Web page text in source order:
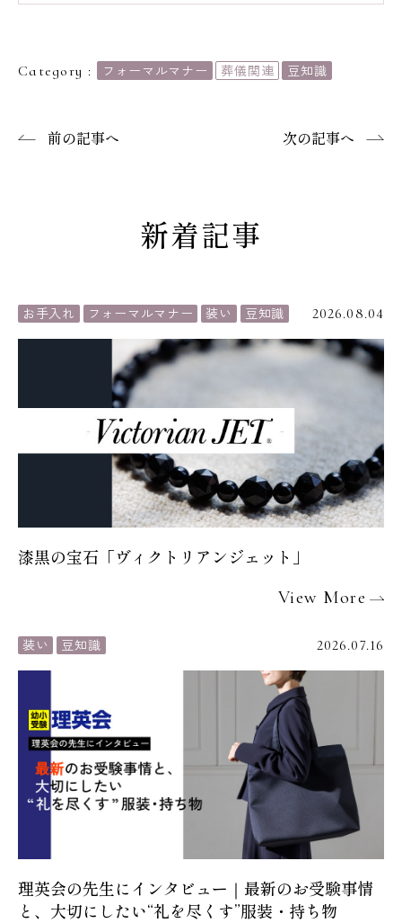
Category : フォーマルマナー 葬儀関連 豆知識
前の記事へ 次の記事へ
新着記事
お手入れ フォーマルマナー 装い 豆知識 2026.08.04
漆黒の宝石「ヴィクトリアンジェット」
View More
装い 豆知識 2026.07.16
理英会の先生にインタビュー｜最新のお受験事情
と、大切にしたい“礼を尽くす”服装・持ち物